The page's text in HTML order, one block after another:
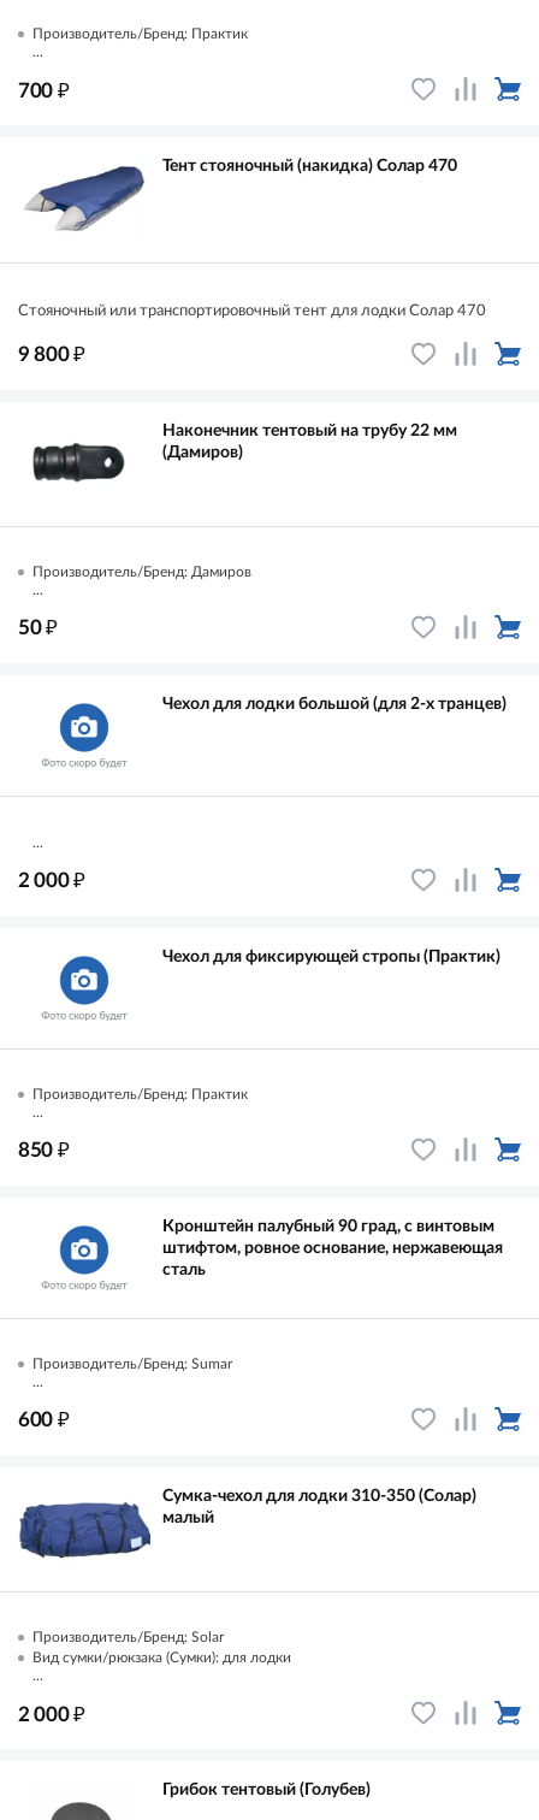
Производитель/Бренд: Практик
...
700 ₽
Тент стояночный (накидка) Солар 470
Стояночный или транспортировочный тент для лодки Солар 470
9 800₽
Наконечник тентовый на трубу 22 мм
(Дамиров)
Производитель/Бренд: Дамиров
...
50₽
Чехол для лодки большой (для 2-х транцев)
...
2 000₽
Чехол для фиксирующей стропы (Практик)
Производитель/Бренд: Практик
...
850 ₽
Кронштейн палубный 90 град, с винтовым
штифтом, ровное основание, нержавеющая
сталь
Производитель/Бренд: Sumar
...
600 ₽
Сумка-чехол для лодки 310-350 (Солар)
малый
Производитель/Бренд: Solar
Вид сумки/рюкзака (Сумки): для лодки
...
2 000₽
Грибок тентовый (Голубев)